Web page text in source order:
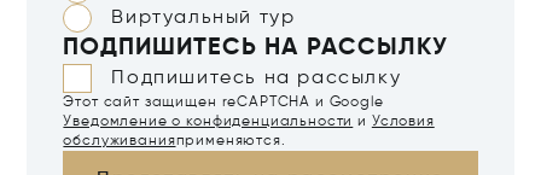
Виртуальный тур
ПОДПИШИТЕСЬ НА РАССЫЛКУ
Подпишитесь на рассылку
Этот сайт защищен reCAPTCHA и Google
Уведомление о конфиденциальности и Условия
обслуживанияприменяются.